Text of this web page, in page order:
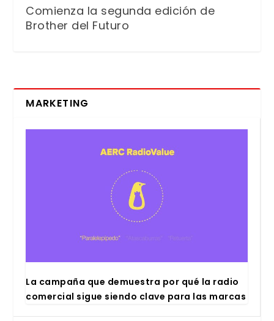
Comienza la segunda edición de
Brother del Futuro
MARKETING
La cam­pa­ña que demues­tra por qué la radio
comer­cial sigue sien­do cla­ve para las mar­cas